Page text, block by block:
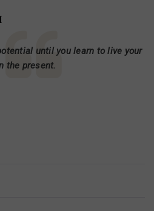
until you learn to live your
the present.